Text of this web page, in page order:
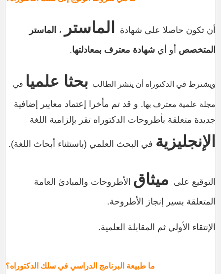
أن تكون حاصلا على شهادة الماستر ، الماستر
المتخصص أو أي شهادة معترف بمعادلتها.
ويشترط في الدكتوراه أن ينشر الطالب بحثا علميا في
مجلة علمية معترف بها. و قد تم مأخرا إعتماد معايير إضافية
جديدة متعلقة بأطروحات الدكتوراه تقر بإلزامية اللغة
الإنجليزية في البحث العلمي (باستثناء أبحاث اللغة).
التوقيع على ميثاق الأطروحات والمبادئ العامة
المتعلقة بسير إنجاز الأطروحة.
الإنتقاء الأولي ثم المقابلة العلمية.
ما طبيعة البرنامج الدراسي في سلك الدكتوراه؟